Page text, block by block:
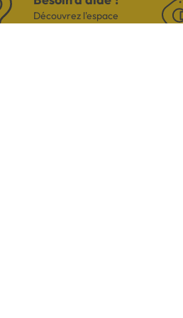
Découvrez l'espace